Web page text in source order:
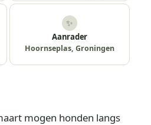
✨
Aanrader
Hoornseplas, Groningen
mogen honden langs